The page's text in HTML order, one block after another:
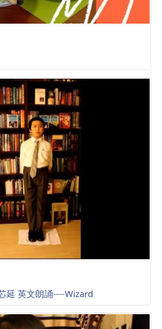
延 英文朗誦----Wizard